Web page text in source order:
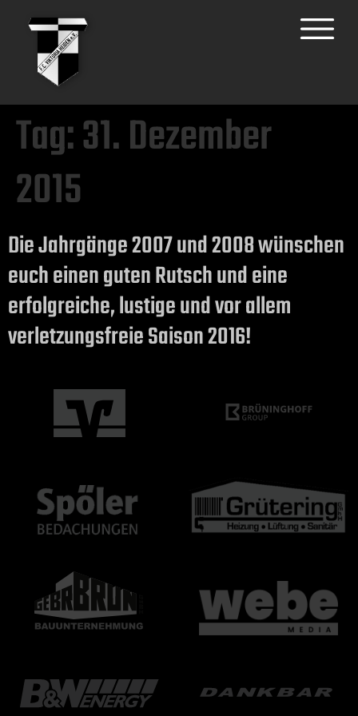
Tag:31. Dezember
2015
Die Jahrgänge 2007 und 2008 wünschen
euch einen guten Rutsch und eine
erfolgreiche, lustige und vor allem
verletzungsfreie Saison 2016!